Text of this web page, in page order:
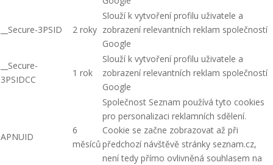
__Secure-3PSID 2 roky
Slouží k vytvoření profilu uživatele a
zobrazení relevantních reklam společností
Google
__Secure-
3PSIDCC
1 rok
Slouží k vytvoření profilu uživatele a
zobrazení relevantních reklam společností
Google
APNUID
6
měsíců
Společnost Seznam používá tyto cookies
pro personalizaci reklamních sdělení.
Cookie se začne zobrazovat až při
předchozí návštěvě stránky seznam.cz,
není tedy přímo ovlivněná souhlasem na